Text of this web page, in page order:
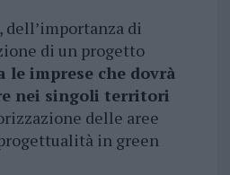
di
di un progetto
le imprese che dovrà
nei singoli territori
delle aree
in green